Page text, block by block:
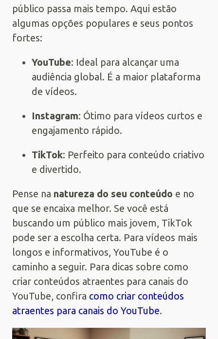
público passa mais tempo. Aqui estão
algumas opções populares e seus pontos
fortes:
YouTube: Ideal para alcançar uma
audiência global. É a maior plataforma
de vídeos.
Instagram: Ótimo para vídeos curtos e
engajamento rápido.
TikTok: Perfeito para conteúdo criativo
e divertido.
Pense na natureza do seu conteúdo e no
que se encaixa melhor. Se você está
buscando um público mais jovem, TikTok
pode ser a escolha certa. Para vídeos mais
longos e informativos, YouTube é o
caminho a seguir. Para dicas sobre como
criar conteúdos atraentes para canais do
YouTube, confira como criar conteúdos
atraentes para canais do YouTube.